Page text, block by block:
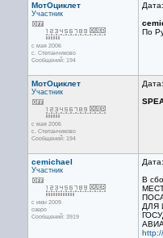
МотОциклет
Участник
с мая 2006
с. Степанчиково
Сообщений: 194
По
МотОциклет
Участник
с мая 2006
с. Степанчиково
Сообщений: 194
cemichael
Участник
с июн 2009
озеро
Сообщений: 3919
В
ДЛЯ